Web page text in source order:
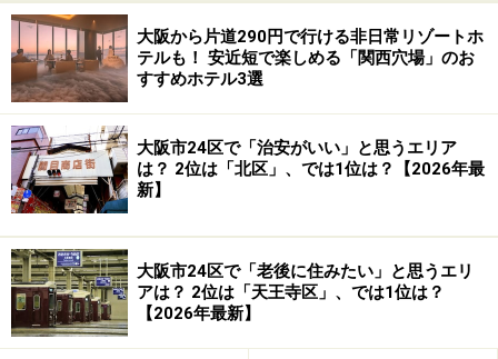
大阪から片道290円で行ける非日常リゾートホ
テルも！ 安近短で楽しめる「関西穴場」のお
すすめホテル3選
大阪市24区で「治安がいい」と思うエリア
は？ 2位は「北区」、では1位は？【2026年最
新】
大阪市24区で「老後に住みたい」と思うエリ
アは？ 2位は「天王寺区」、では1位は？
【2026年最新】